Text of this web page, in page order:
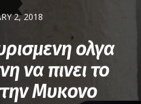
2, 2018
ολγα
να πινει το
Μυκονο